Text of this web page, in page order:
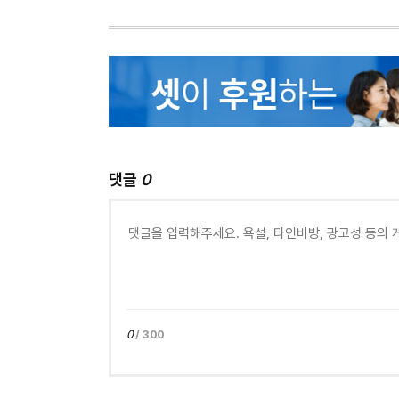
댓글 0
0/ 300